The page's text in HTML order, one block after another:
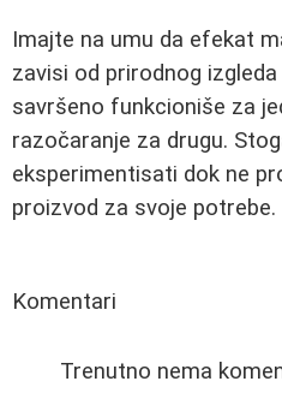
Imajte na umu da efekat
zavisi od prirodnog
savršeno funkcioniše za
razočaranje za drugu.
eksperimentisati dok ne
proizvod za svoje potrebe.
Komentari
Trenutno nema